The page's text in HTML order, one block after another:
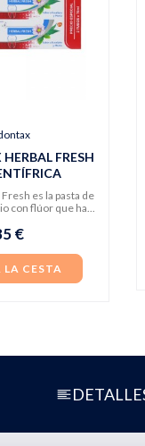
FRESH
es la pasta de
con flúor que ha...
€
CESTA